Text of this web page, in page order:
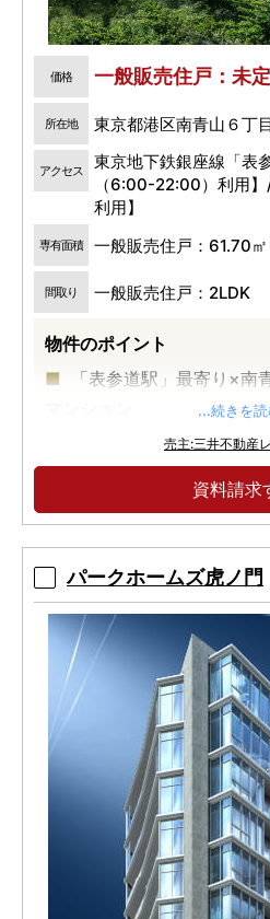
価格 一般販売住戸：未定
所在地 東京都港区南青山６丁
アクセス
東京地下鉄銀座線「表
（6:00-22:00）利用
利用】
専有面積 一般販売住戸：61.70
間取り 一般販売住戸：2LDK
物件のポイント
「表参道駅」最寄り×南
標高約３１メートルの
望
最高天井高２，７５０
...続きを読
売主:三井不動産
資料請求
パークホームズ虎ノ門